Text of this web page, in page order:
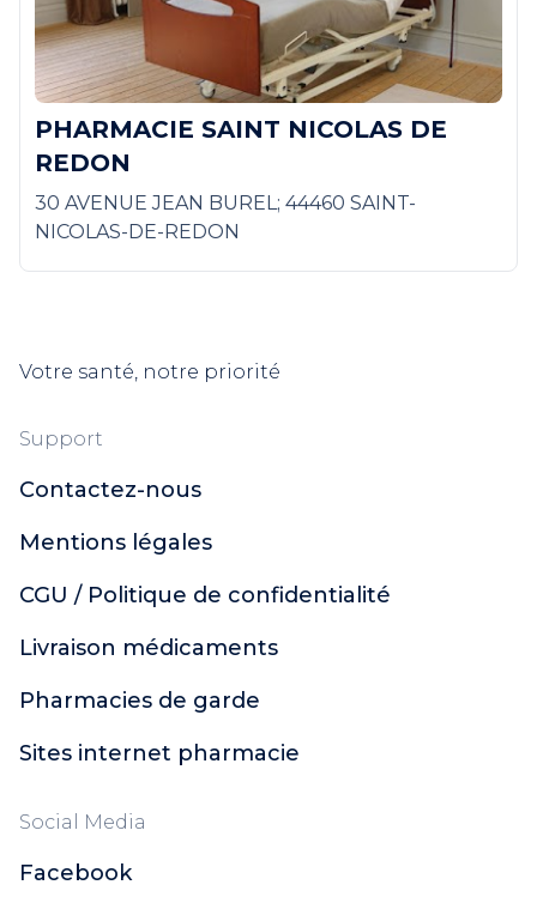
PHARMACIE SAINT NICOLAS DE
REDON
30 AVENUE JEAN BUREL; 44460 SAINT-
NICOLAS-DE-REDON
Votre santé, notre priorité
Support
Contactez-nous
Mentions légales
CGU / Politique de confidentialité
Livraison médicaments
Pharmacies de garde
Sites internet pharmacie
Social Media
Facebook